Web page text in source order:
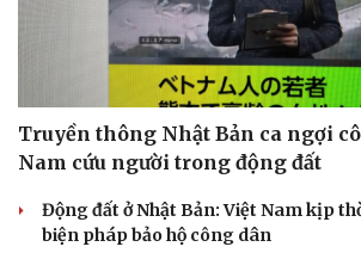
Truyền thông Nhật Bản ca ngợi
Nam cứu người trong động đất
Động đất ở Nhật Bản: Việt Nam kịp
biện pháp bảo hộ công dân